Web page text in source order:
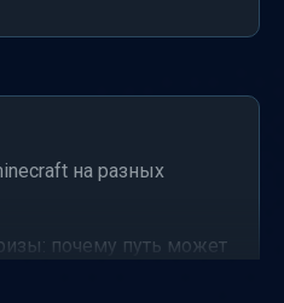
на разных
почему путь может